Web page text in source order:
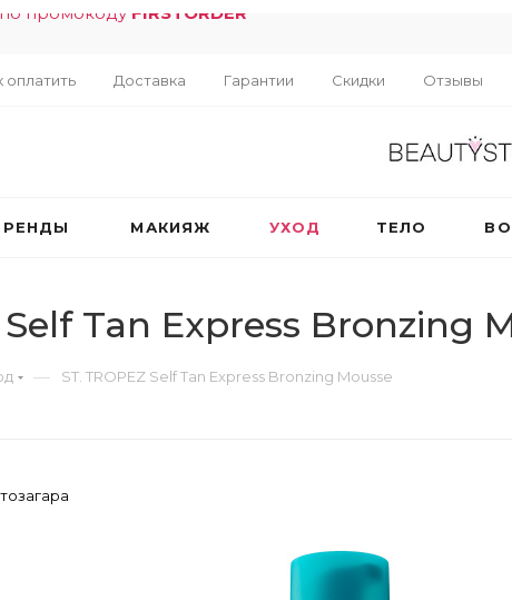
промокоду FIRSTORDER
оплатить Доставка Гарантии Скидки Отзывы
МАКИЯЖ УХОД ТЕЛО
Self Tan Express Bronzing
— ST. TROPEZ Self Tan Express Bronzing Mousse